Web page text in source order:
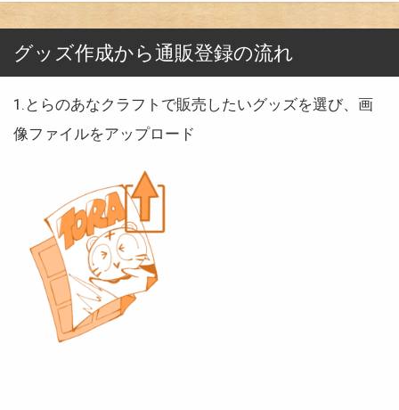
グッズ作成から通販登録の流れ
1.とらのあなクラフトで販売したいグッズを選び、画
像ファイルをアップロード